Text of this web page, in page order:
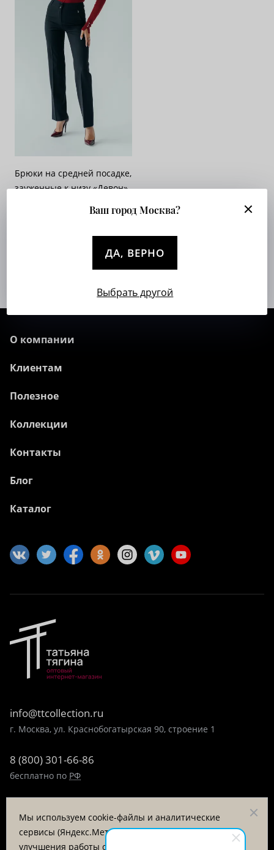
Брюки на средней посадке,
зауженные к низу «Девон»
О компании
Клиентам
Полезное
Коллекции
Контакты
Блог
Каталог
info@ttcollection.ru
г. Москва, ул. Краснобогатырская 90, строение 1
8 (800) 301-66-86
бесплатно по РФ
пн-пт 9:00-17:00
Мы используем cookie-файлы и аналитические
сервисы (Яндекс.Метрика, VK Retargeting) для
улучшения работы сайта и анализа посещаемости.
Ваш город Москва?
ДА, ВЕРНО
Выбрать другой